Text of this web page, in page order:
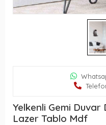
Yelkenli Gemi Duvar
Lazer Tablo Mdf